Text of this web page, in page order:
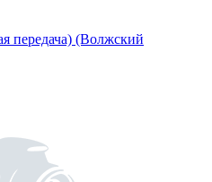
передача) (Волжский